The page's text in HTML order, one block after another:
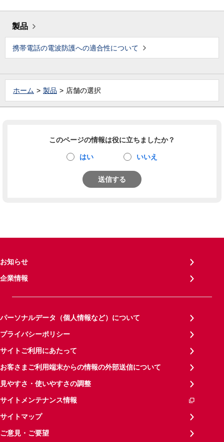
製品
携帯電話の電波防護への適合性について
ホーム 製品 店舗の選択
このページの情報は役に立ちましたか？
はい いいえ
送信する
お知らせ
企業情報
パーソナルデータ（個人情報など）について
プライバシーポリシー
サイトご利用にあたって
お客さまご利用端末からの情報の外部送信について
見やすさ・使いやすさの調整
サイトメンテナンス情報
サイトマップ
ご意見・ご要望